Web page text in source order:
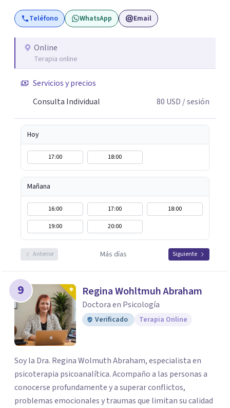
mental y he trabajado en distintos contextos clínicos con
niños, Adolescentes y Adultos
Teléfono WhatsApp Email
Online
Terapia online
Servicios y precios
Consulta Individual
80 USD / sesión
Hoy
17:00 18:00
Mañana
16:00 17:00
18:00
19:00
20:00
Anterior Más días Siguiente
9 Regina Wohltmuh Abraham
Doctora en Psicología
Verificado Terapia Online
Soy la Dra. Regina Wolmuth Abraham, especialista en
psicoterapia psicoanalítica. Acompaño a las personas a
conocerse profundamente y a superar conflictos,
problemas emocionales y traumas que limitan su calidad